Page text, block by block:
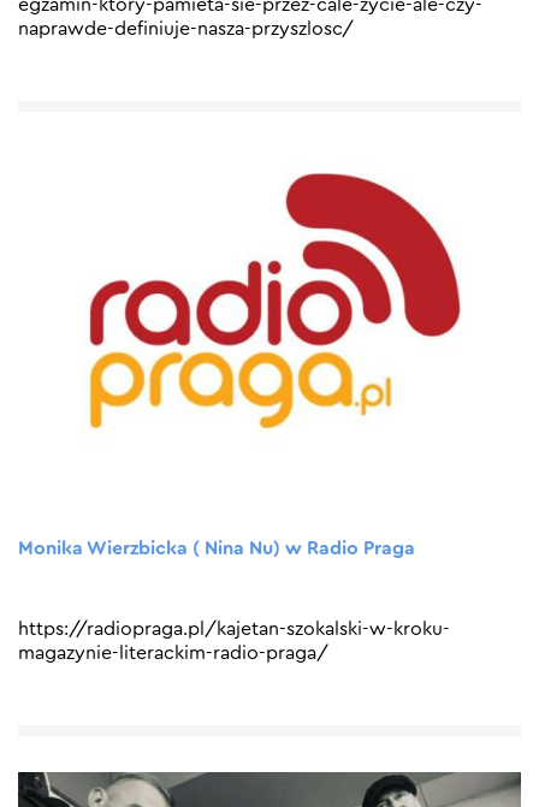
egzamin-ktory-pamieta-sie-przez-cale-zycie-ale-czy-
naprawde-definiuje-nasza-przyszlosc/
Monika Wierzbicka ( Nina Nu) w Radio Praga
https://radiopraga.pl/kajetan-szokalski-w-kroku-
magazynie-literackim-radio-praga/